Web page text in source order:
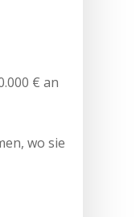
€ an
wo sie